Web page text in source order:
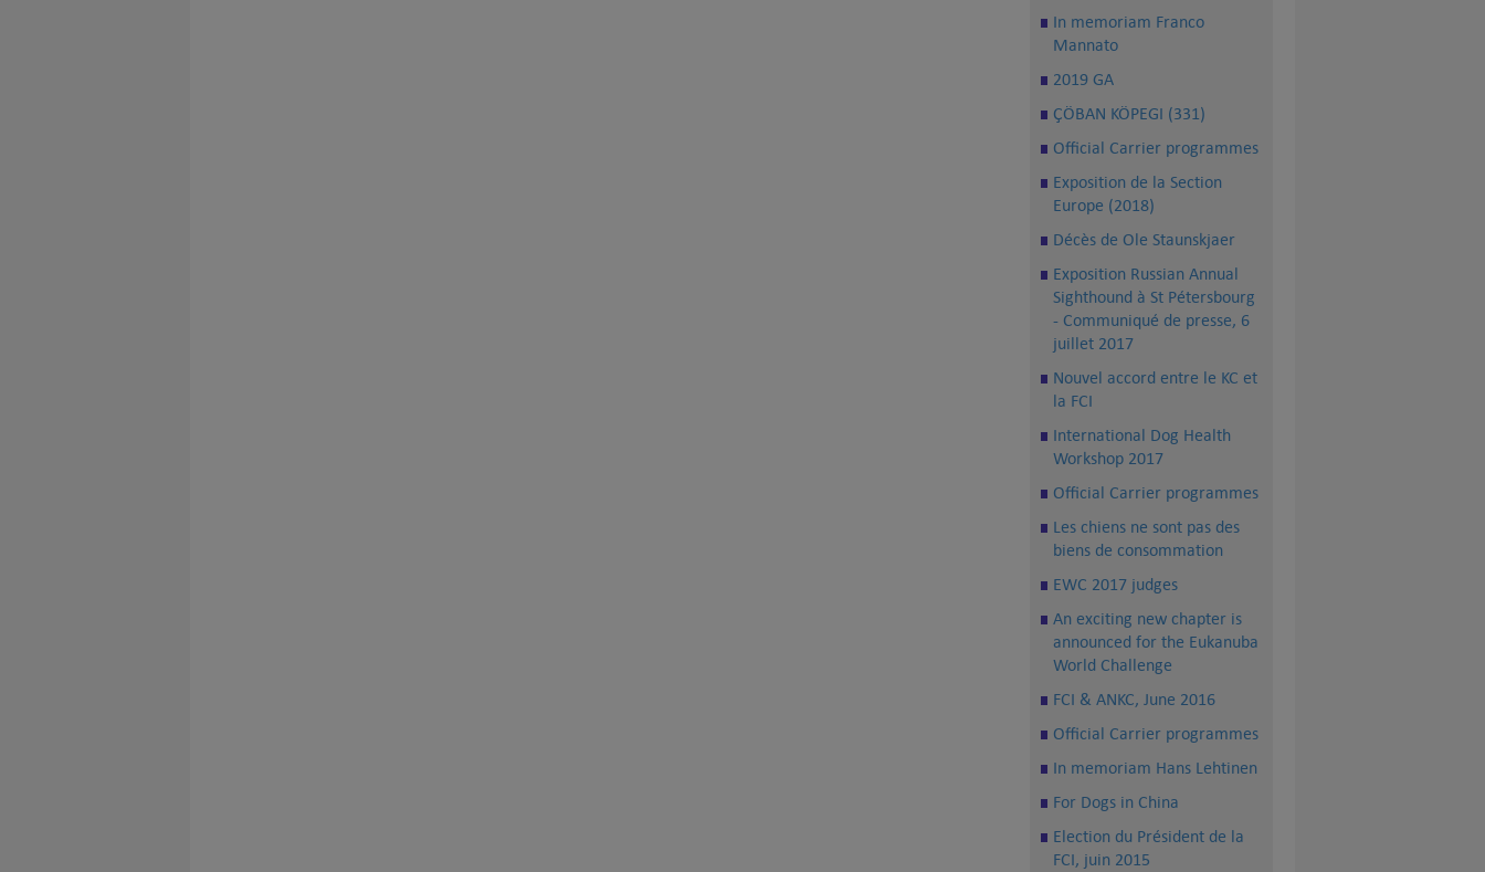
In memoriam Franco
Mannato
2019 GA
ÇÖBAN KÖPEGI (331)
Official Carrier programmes
Exposition de la Section
Europe (2018)
Décès de Ole Staunskjaer
Exposition Russian Annual
Sighthound à St Pétersbourg
- Communiqué de presse, 6
juillet 2017
Nouvel accord entre le KC et
la FCI
International Dog Health
Workshop 2017
Official Carrier programmes
Les chiens ne sont pas des
biens de consommation
EWC 2017 judges
An exciting new chapter is
announced for the Eukanuba
World Challenge
FCI & ANKC, June 2016
Official Carrier programmes
In memoriam Hans Lehtinen
For Dogs in China
Election du Président de la
FCI, juin 2015